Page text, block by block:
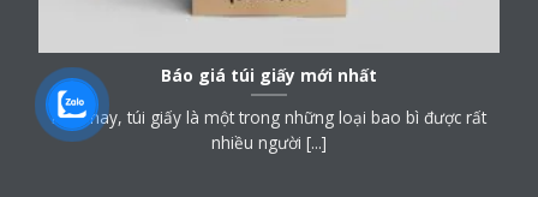
Báo giá túi giấy mới nhất
Hiện nay, túi giấy là một trong những loại bao bì được rất
nhiều người [...]